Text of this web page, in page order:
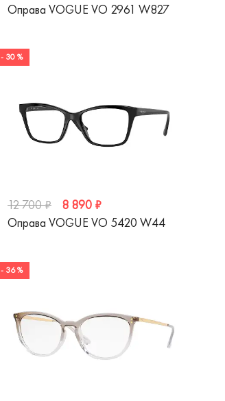
Оправа VOGUE VO 2961 W827
- 30 %
12 700 ₽
8 890 ₽
Оправа VOGUE VO 5420 W44
- 36 %